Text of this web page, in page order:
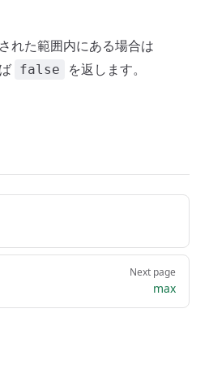
れた範囲内にある場合は
false を返します。
Next page
max